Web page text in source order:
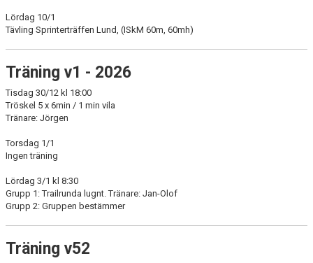
Lördag 10/1
Tävling Sprinterträffen Lund, (ISkM 60m, 60mh)
Träning v1 - 2026
Tisdag 30/12 kl 18:00
Tröskel 5 x 6min / 1 min vila
Tränare: Jörgen
Torsdag 1/1
Ingen träning
Lördag 3/1 kl 8:30
Grupp 1: Trailrunda lugnt. Tränare: Jan-Olof
Grupp 2: Gruppen bestämmer
Träning v52